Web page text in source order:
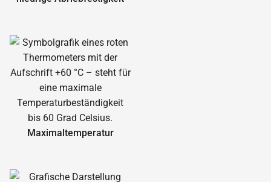
Maximal­temperatur